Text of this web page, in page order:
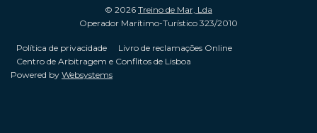
© 2026 Treino de Mar, Lda
Operador Marítimo-Turístico 323/2010
Política de privacidade
Livro de reclamações Online
Centro de Arbitragem e Conflitos de Lisboa
Powered by Websystems